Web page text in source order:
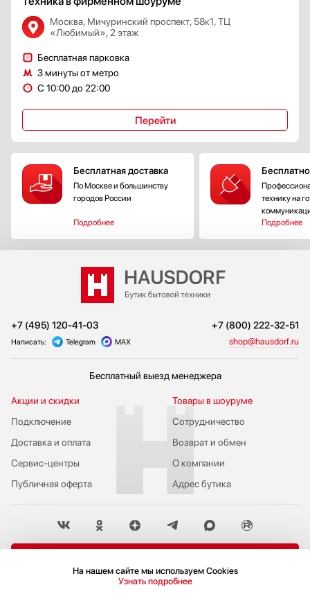
Москва, Мичуринский проспект, 58к1, ТЦ
«Любимый», 2 этаж
Бесплатная парковка
3 минуты от метро
С 10:00 до 22:00
Перейти
Бесплатная доставка
По Москве и большинству
городов России
Подробнее
технику на
Подробнее
+7 (495) 120-41-03 +7 (800) 222-32-51
Написать: Telegram MAX shop@hausdorf.ru
Бесплатный выезд менеджера
Акции и скидки
Подключение
Публичная оферта
Сервис-центры
Доставка и оплата
Сотрудничество
Возврат и обмен
Товары в шоуруме
О компании
Адрес бутика
Политика конфиденциальности
На нашем сайте мы используем Cookies
Узнать подробнее